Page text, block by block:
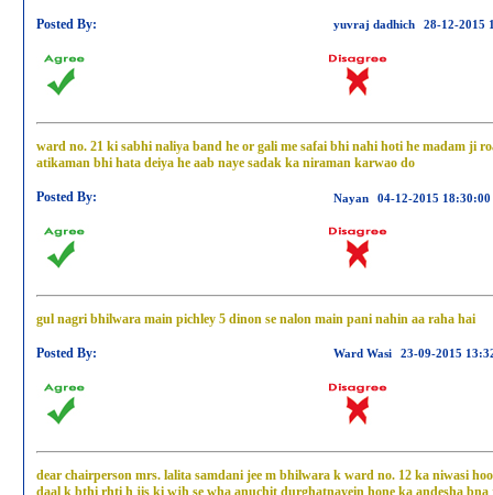
Posted By: yuvraj dadhich 28-12-2015
ward no. 21 ki sabhi naliya band he or gali me safai bhi nahi hoti he madam ji
atikaman bhi hata deiya he aab naye sadak ka niraman karwao do
Posted By: Nayan 04-12-2015 18:30:00
gul nagri bhilwara main pichley 5 dinon se nalon main pani nahin aa raha hai
Posted By: Ward Wasi 23-09-2015
dear chairperson mrs. lalita samdani jee m bhilwara k ward no. 12 ka niwasi
daal k bthi rhti h jis ki wjh se wha anuchit durghatnayein hone ka andesha